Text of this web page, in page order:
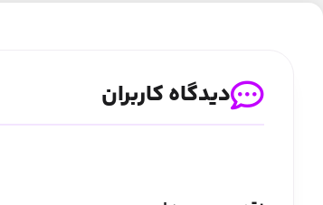
دیدگاه کاربران